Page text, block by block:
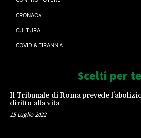
CRONACA
CULTURA
COVID & TIRANNIA
Scelti per te
Il Tribunale di Roma prevede
diritto alla vita
15 Luglio 2022